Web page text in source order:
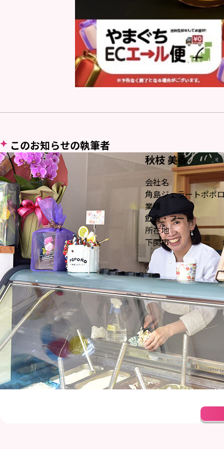
このお知らせの執筆者
秋枝 美香
会社名
角島ジェラートポポ
業種
飲食・フード
所在地
下関市